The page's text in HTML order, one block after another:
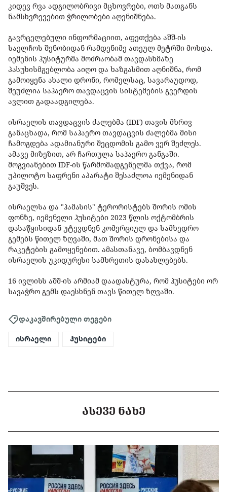
კიდევ რვა ადგილობრივი მცხოვრები, ოთხ მათგანს
ნამსხვრევებით ჭრილობები აღენიშნება.
გავრცელებული ინფორმაციით, აფეთქება აშშ-ის
საელჩოს შენობიდან რამდენიმე ათეულ მეტრში მოხდა.
იემენის ჰუსიტურმა მოძრაობამ თავდასხმაზე
პასუხისმგებლობა აიღო და ხაზგასმით აღნიშნა, რომ
გამოიყენა ახალი დრონი, რომელსაც, სავარაუდოდ,
შეუძლია საჰაერო თავდაცვის სისტემების გვერდის
ავლით გადაადგილება.
ისრაელის თავდაცვის ძალებმა (IDF) თავის მხრივ
განაცხადა, რომ საჰაერო თავდაცვის ძალებმა მისი
ჩამოგდება ადამიანური შეცდომის გამო ვერ შეძლეს.
ამავე მიზეზით, არ ჩართულა საჰაერო განგაში.
მოგვიანებით IDF-ის წარმომადგენელმა თქვა, რომ
უპილოტო საფრენი აპარატი შესაძლოა იემენიდან
გაუშვეს.
ისრაელსა და "ჰამასის" ტერორისტებს შორის ომის
ფონზე, იემენელი ჰუსიტები 2023 წლის ოქტომბრის
დასაწყისიდან უტევდნენ კომერციულ და სამხედრო
გემებს წითელ ზღვაში, მათ შორის დრონებისა და
რაკეტების გამოყენებით. ამასთანავე, ბომბავდნენ
ისრაელის უკიდურესი სამხრეთის დასახლებებს.
16 ივლისს აშშ-ის არმიამ დაადასტურა, რომ ჰუსიტები ორ
სავაჭრო გემს დაესხნენ თავს წითელ ზღვაში.
დაკავშირებული თეგები
ისრაელი ჰუსიტები
ᲐᲡᲔᲕᲔ ᲜᲐᲮᲔ